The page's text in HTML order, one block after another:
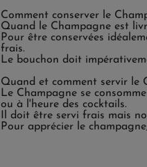
Comment conserver le
Quand le Champagne est
Pour être conservées
frais.
Le bouchon doit
Quand et comment servir le
Le Champagne se
ou à l'heure des cocktails.
Il doit être servi frais mais
Pour apprécier le